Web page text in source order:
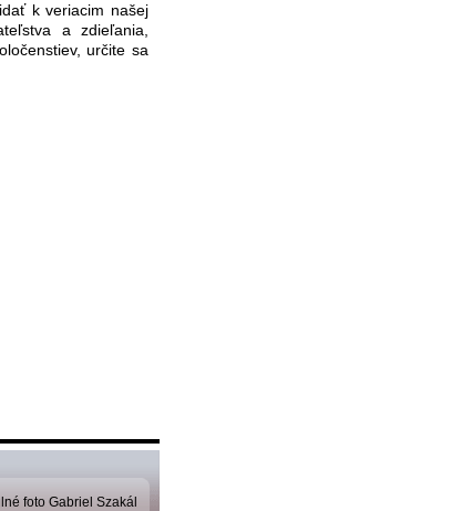
k veriacim našej
a zdieľania,
určite sa
foto Gabriel Szakál